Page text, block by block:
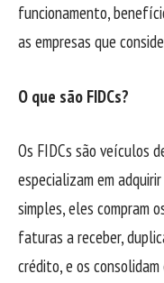
funcionamento,
as empresas que
O que são FIDCs?
Os FIDCs são veículos
especializam em
simples, eles compram
faturas a receber,
crédito, e os